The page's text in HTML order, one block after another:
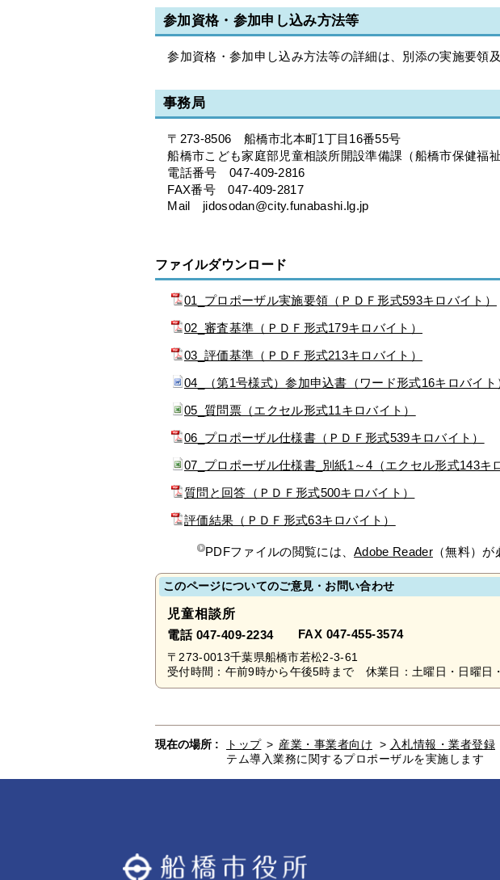
参加資格・参加申し込み方法等
参加資格・参加申し込み方法等の詳細は、別添の実施要領
事務局
〒273-8506 船橋市北本町1丁目16番55号
船橋市こども家庭部児童相談所開設準備課（船橋市保健福祉
電話番号 047-409-2816
FAX番号 047-409-2817
Mail jidosodan@city.funabashi.lg.jp
ファイルダウンロード
01_プロポーザル実施要領（ＰＤＦ形式593キロバイト）
02_審査基準（ＰＤＦ形式179キロバイト）
03_評価基準（ＰＤＦ形式213キロバイト）
04_（第1号様式）参加申込書（ワード形式16キロバイト
05_質問票（エクセル形式11キロバイト）
06_プロポーザル仕様書（ＰＤＦ形式539キロバイト）
07_プロポーザル仕様書_別紙1～4（エクセル形式143キ
質問と回答（ＰＤＦ形式500キロバイト）
評価結果（ＰＤＦ形式63キロバイト）
PDFファイルの閲覧には、Adobe Reader （無料）が
このページについてのご意見・お問い合わせ
児童相談所
電話 047-409-2234 FAX 047-455-3574
〒273-0013千葉県船橋市若松2-3-61
受付時間：午前9時から午後5時まで 休業日：土曜日・日曜日
現在の場所 : トップ > 産業・事業者向け > 入札情報・業者登録
テム導入業務に関するプロポーザルを実施します